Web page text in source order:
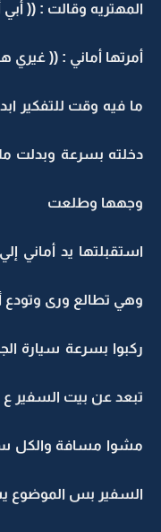
المهتريه وقالت : (( أبي
أمرتها أماني : (( غيري
ما فيه وقت للتفكير
دخلته بسرعة وبدلت
وجهها وطلعت
استقبلتها يد أماني
وهي تطالع ورى وتودع
ركبوا بسرعة سيارة
تبعد عن بيت السفير ع
مشوا مسافة والكل
السفير بس الموضوع